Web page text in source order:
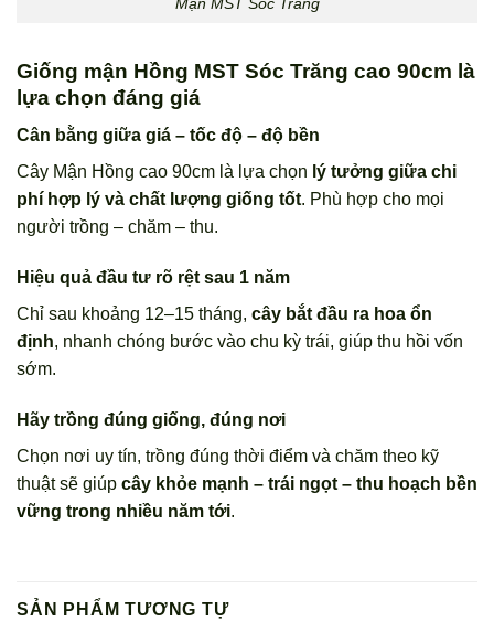
Giống mận Hồng MST Sóc Trăng cao 90cm là
lựa chọn đáng giá
Cân bằng giữa giá – tốc độ – độ bền
Cây Mận Hồng cao 90cm là lựa chọn lý tưởng giữa chi
phí hợp lý và chất lượng giống tốt. Phù hợp cho mọi
người trồng – chăm – thu.
Hiệu quả đầu tư rõ rệt sau 1 năm
Chỉ sau khoảng 12–15 tháng, cây bắt đầu ra hoa ổn
định, nhanh chóng bước vào chu kỳ trái, giúp thu hồi vốn
sớm.
Hãy trồng đúng giống, đúng nơi
Chọn nơi uy tín, trồng đúng thời điểm và chăm theo kỹ
thuật sẽ giúp cây khỏe mạnh – trái ngọt – thu hoạch bền
vững trong nhiều năm tới.
SẢN PHẨM TƯƠNG TỰ